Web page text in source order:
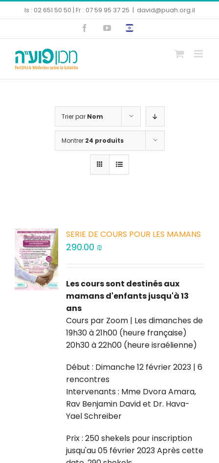
Ouvrir la barre d’outils
to
Is : 02 651 50 50 | Fr : 07 59 95 37 25 | david@puah.org.il
FacebookYouTube
Trier par Nom
Montrer 24 produits
SERIE DE COURS POUR LES MAMANS
290.00 ₪
Les cours sont destinés aux
mamans d'enfants jusqu'à 13
ans
Cours par Zoom | Les dimanches de
19h30 à 21h00 (heure française)
20h30 à 22h00 (heure israélienne)
Début : Dimanche 12 février 2023 | 6
rencontres
Intervenants : Mme Dvora Amara,
Rav Benjamin David et Dr. Hava-
Yael Schreiber
Prix : 250 shekels pour inscription
jusqu'au 05 février 2023 Après cette